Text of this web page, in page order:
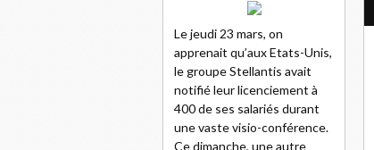
Le jeudi 23 mars, on
apprenait qu’aux Etats-Unis,
le groupe Stellantis avait
notifié leur licenciement à
400 de ses salariés durant
une vaste visio-conférence.
Ce dimanche, une autre